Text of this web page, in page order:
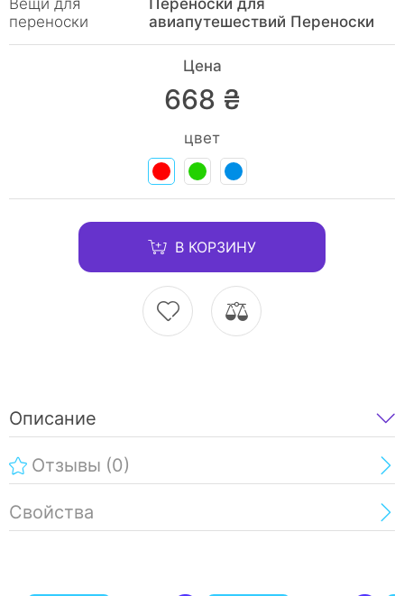
Вещи для
переноски
Переноски для
авиапутешествий Переноски
Цена
668 ₴
цвет
В КОРЗИНУ
Описание
Отзывы (0)
Свойства